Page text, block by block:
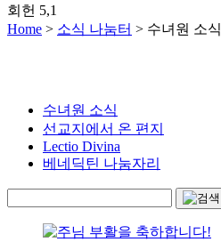
회헌 5,1
Home > 소식 나눔터 > 수녀원 소식
수녀원 소식
선교지에서 온 편지
Lectio Divina
베네딕틴 나눔자리